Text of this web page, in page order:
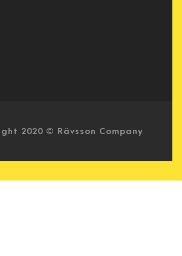
2020 © Rävsson Company